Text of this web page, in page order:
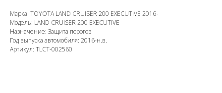
Марка: TOYOTA LAND CRUISER 200 EXECUTIVE 2016-
Модель: LAND CRUISER 200 EXECUTIVE
Назначение: Защита порогов
Год выпуска автомобиля: 2016-н.в.
Артикул: TLCT-002560